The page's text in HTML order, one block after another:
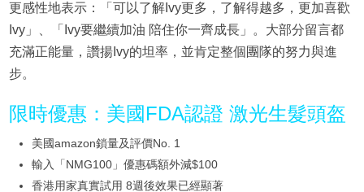
更感性地表示：「可以了解Ivy更多，了解得越多，更加喜歡
Ivy」、「Ivy要繼續加油 陪住你一齊成長」。大部分留言都
充滿正能量，讚揚Ivy的坦率，並肯定整個團隊的努力與進
步。
限時優惠：美國FDA認證 激光生髮頭盔
美國amazon鎖量及評價No. 1
輸入「NMG100」優惠碼額外減$100
香港用家真實試用 8週後效果已經顯著